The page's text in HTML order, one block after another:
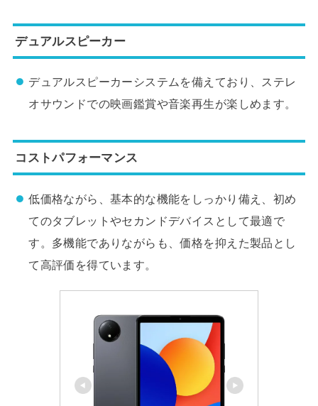
デュアルスピーカー
デュアルスピーカーシステムを備えており、ステレ
オサウンドでの映画鑑賞や音楽再生が楽しめます。
コストパフォーマンス
低価格ながら、基本的な機能をしっかり備え、初め
てのタブレットやセカンドデバイスとして最適で
す。多機能でありながらも、価格を抑えた製品とし
て高評価を得ています。